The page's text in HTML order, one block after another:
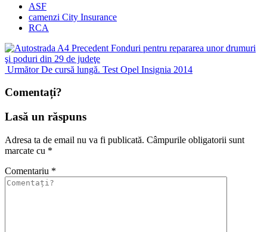
ASF
camenzi City Insurance
RCA
Precedent Fonduri pentru repararea unor drumuri
şi poduri din 29 de judeţe
Următor De cursă lungă. Test Opel Insignia 2014
Comentați?
Lasă un răspuns
Adresa ta de email nu va fi publicată. Câmpurile obligatorii sunt
marcate cu *
Comentariu *